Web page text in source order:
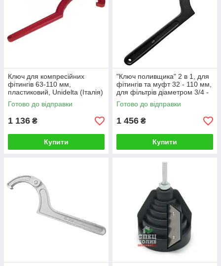
Ключ для компресійних
фітингів 63-110 мм,
пластиковий, Unidelta (Італія)
Готово до відправки
1 136 ₴
Купити
"Ключ поливщика" 2 в 1, для
фітингів та муфт 32 - 110 мм,
для фільтрів діаметром 3/4 -
2" дюйма, металевий
Готово до відправки
1 456 ₴
Купити